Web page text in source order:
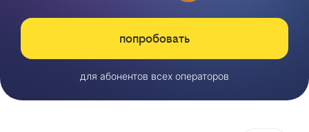
попробовать
для абонентов всех операторов